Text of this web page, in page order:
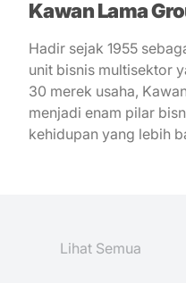
Kawan Lama
Hadir sejak 1955
unit bisnis multisektor
30 merek usaha,
menjadi enam pilar
kehidupan yang lebih
Lihat Semua